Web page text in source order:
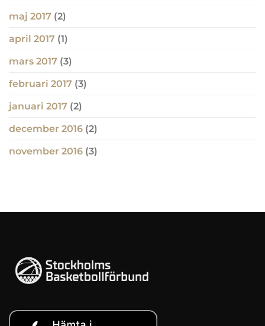
maj 2017 (2)
april 2017 (1)
mars 2017 (3)
februari 2017 (3)
januari 2017 (2)
december 2016 (2)
november 2016 (3)